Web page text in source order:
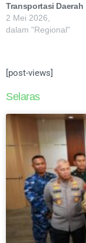
Transportasi Daerah
2 Mei 2026,
dalam "Regional"
[post-views]
Selaras